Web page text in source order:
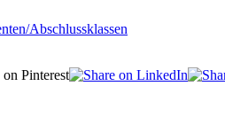
Abschlussklassen